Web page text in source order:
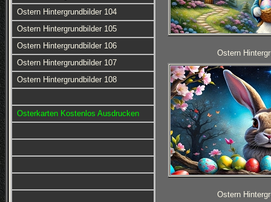
Ostern Hintergrundbilder 104
Ostern Hintergrundbilder 105
Ostern Hintergrundbilder 106
Ostern Hintergrundbilder 107
Ostern Hintergrundbilder 108
Osterkarten Kostenlos Ausdrucken
Ostern
Ostern